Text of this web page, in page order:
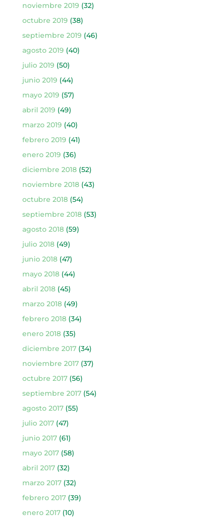
noviembre 2019 (32)
octubre 2019 (38)
septiembre 2019 (46)
agosto 2019 (40)
julio 2019 (50)
junio 2019 (44)
mayo 2019 (57)
abril 2019 (49)
marzo 2019 (40)
febrero 2019 (41)
enero 2019 (36)
diciembre 2018(52)
noviembre 2018(43)
octubre 2018(54)
septiembre 2018(53)
agosto 2018(59)
julio 2018(49)
junio 2018(47)
mayo 2018(44)
abril 2018(45)
marzo 2018(49)
febrero 2018(34)
enero 2018(35)
diciembre 2017(34)
noviembre 2017(37)
octubre 2017(56)
septiembre 2017(54)
agosto 2017(55)
julio 2017(47)
junio 2017(61)
mayo 2017(58)
abril 2017(32)
marzo 2017(32)
febrero 2017(39)
enero 2017(10)